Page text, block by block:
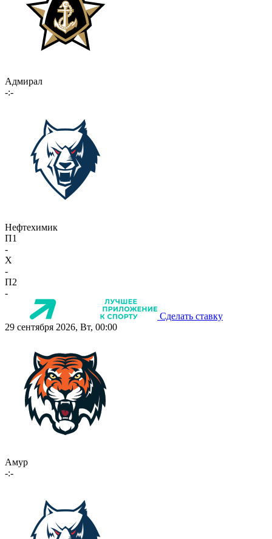
Адмирал
-:-
Нефтехимик
П1
-
X
-
П2
-
Сделать ставку
29 сентября 2026, Вт, 00:00
Амур
-:-